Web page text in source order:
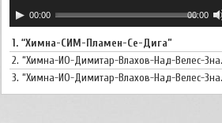
плејер00:00 00:00
1.“Химна-СИМ-Пламен-Се-Дига”
2.“Химна-ИО-Димитар-Влахов-Над-Велес-Знаме-Се-Вее”
3.“Химна-ИО-Димитар-Влахов-Над-Велес-Знаме-Се-Вее-Инструментал”